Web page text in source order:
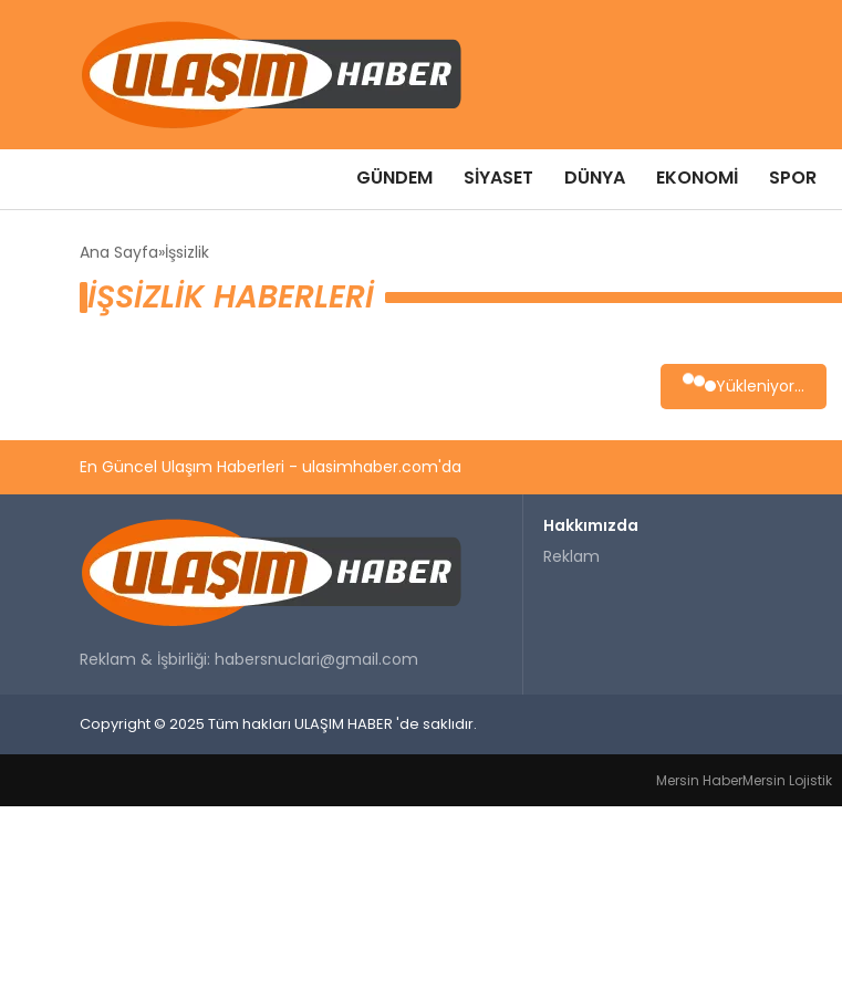
GÜNDEM SIYASET DÜNYA EKONOMI SPOR
Ana Sayfa İşsizlik
İŞSIZLIK HABERLERI
Yükleniyor...
En Güncel Ulaşım Haberleri - ulasimhaber.com'da
Reklam & İşbirliği: habersnuclari@gmail.com
Hakkımızda
Reklam
Copyright © 2025 Tüm hakları ULAŞIM HABER 'de saklıdır.
Mersin HaberMersin Lojistik